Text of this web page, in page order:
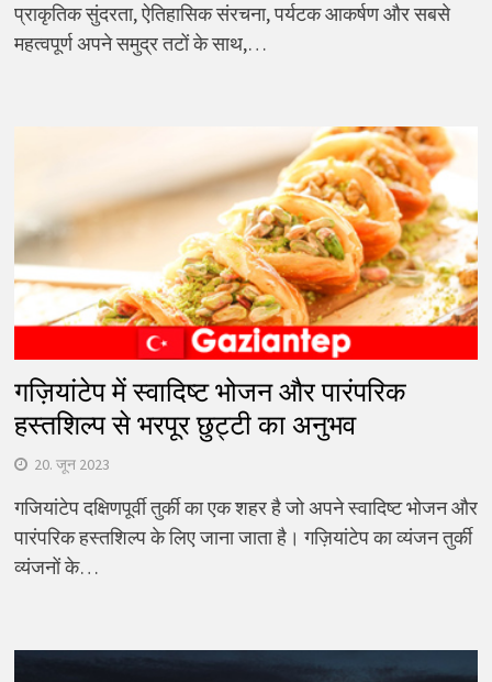
प्राकृतिक सुंदरता, ऐतिहासिक संरचना, पर्यटक आकर्षण और सबसे
महत्वपूर्ण अपने समुद्र तटों के साथ,…
गज़ियांटेप में स्वादिष्ट भोजन और पारंपरिक
हस्तशिल्प से भरपूर छुट्टी का अनुभव
20. जून 2023
गजियांटेप दक्षिणपूर्वी तुर्की का एक शहर है जो अपने स्वादिष्ट भोजन और
पारंपरिक हस्तशिल्प के लिए जाना जाता है। गज़ियांटेप का व्यंजन तुर्की
व्यंजनों के…